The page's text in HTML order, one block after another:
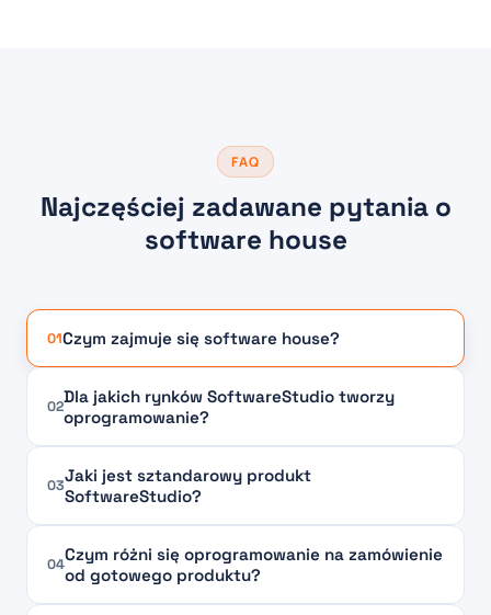
FAQ
Najczęściej zadawane pytania o
software house
01Czym zajmuje się software house?
02Dla jakich rynków SoftwareStudio tworzy
oprogramowanie?
03Jaki jest sztandarowy produkt
SoftwareStudio?
04Czym różni się oprogramowanie na zamówienie
od gotowego produktu?